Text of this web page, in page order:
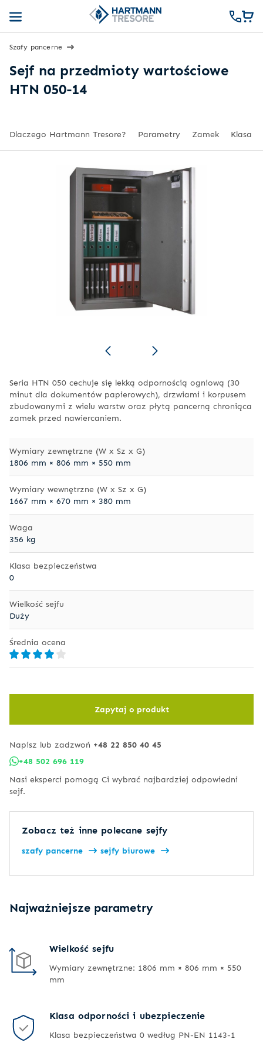
Szafy pancerne
Sejf na przedmioty wartościowe
HTN 050-14
Seria HTN 050 cechuje się lekką odpornością ogniową (30
minut dla dokumentów papierowych), drzwiami i korpusem
zbudowanymi z wielu warstw oraz płytą pancerną chroniąca
zamek przed nawiercaniem.
Wymiary zewnętrzne (W x Sz x G)
1806 mm × 806 mm × 550 mm
Wymiary wewnętrzne (W x Sz x G)
1667 mm × 670 mm × 380 mm
Waga
356 kg
Klasa bezpieczeństwa
0
Wielkość sejfu
Duży
Średnia ocena
Zapytaj o produkt
Napisz lub zadzwoń +48 22 850 40 45
+48 502 696 119
Nasi eksperci pomogą Ci wybrać najbardziej odpowiedni
sejf.
Zobacz też inne polecane sejfy
szafy pancerne sejfy biurowe
Dlaczego Hartmann Tresore? Parametry Zamek Klasa
Najważniejsze parametry
Wielkość sejfu
Wymiary zewnętrzne: 1806 mm × 806 mm × 550
mm
Klasa odporności i ubezpieczenie
Klasa bezpieczeństwa 0 według PN-EN 1143-1